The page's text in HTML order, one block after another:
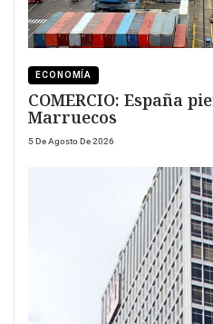
ECONOMÍA
COMERCIO: España
Marruecos
5 De Agosto De 2026